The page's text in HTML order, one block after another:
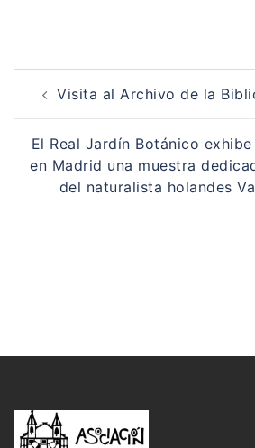
Navegación
entradas
Visita al Archivo de la
El Real Jardín Botánico
en Madrid una muestra
del naturalista holandes